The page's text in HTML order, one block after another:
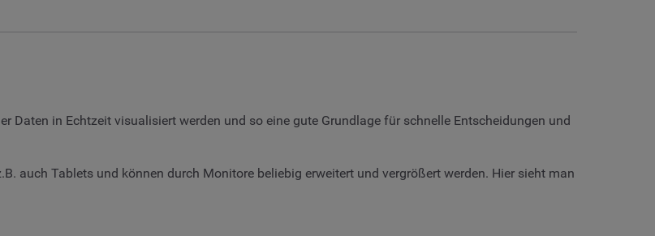
Daten in Echtzeit visualisiert werden und so eine gute Grundlage für schnelle Entscheidungen und
auch Tablets und können durch Monitore beliebig erweitert und vergrößert werden. Hier sieht man